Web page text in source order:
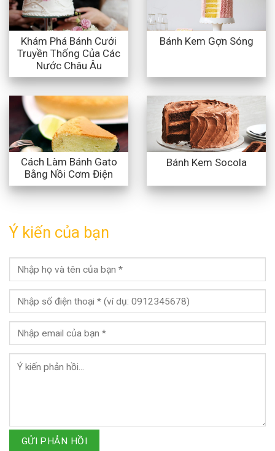
Khám Phá Bánh Cưới
Truyền Thống Của Các
Nước Châu Âu
Bánh Kem Gợn Sóng
Cách Làm Bánh Gato
Bằng Nồi Cơm Điện
Bánh Kem Socola
Ý kiến của bạn
GỬI PHẢN HỒI